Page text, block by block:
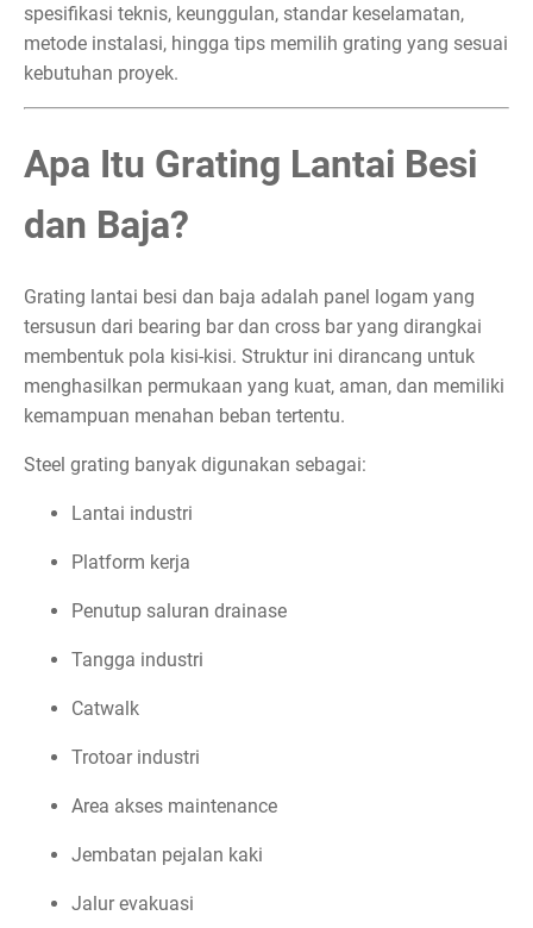
spesifikasi teknis, keunggulan, standar keselamatan,
metode instalasi, hingga tips memilih grating yang sesuai
kebutuhan proyek.
Apa Itu Grating Lantai Besi
dan Baja?
Grating lantai besi dan baja adalah panel logam yang
tersusun dari bearing bar dan cross bar yang dirangkai
membentuk pola kisi-kisi. Struktur ini dirancang untuk
menghasilkan permukaan yang kuat, aman, dan memiliki
kemampuan menahan beban tertentu.
Steel grating banyak digunakan sebagai:
Lantai industri
Platform kerja
Penutup saluran drainase
Tangga industri
Catwalk
Trotoar industri
Area akses maintenance
Jembatan pejalan kaki
Jalur evakuasi